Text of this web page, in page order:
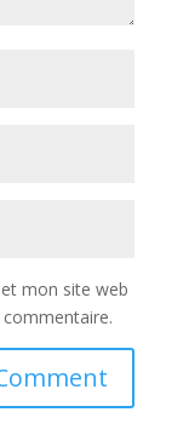
mon site web